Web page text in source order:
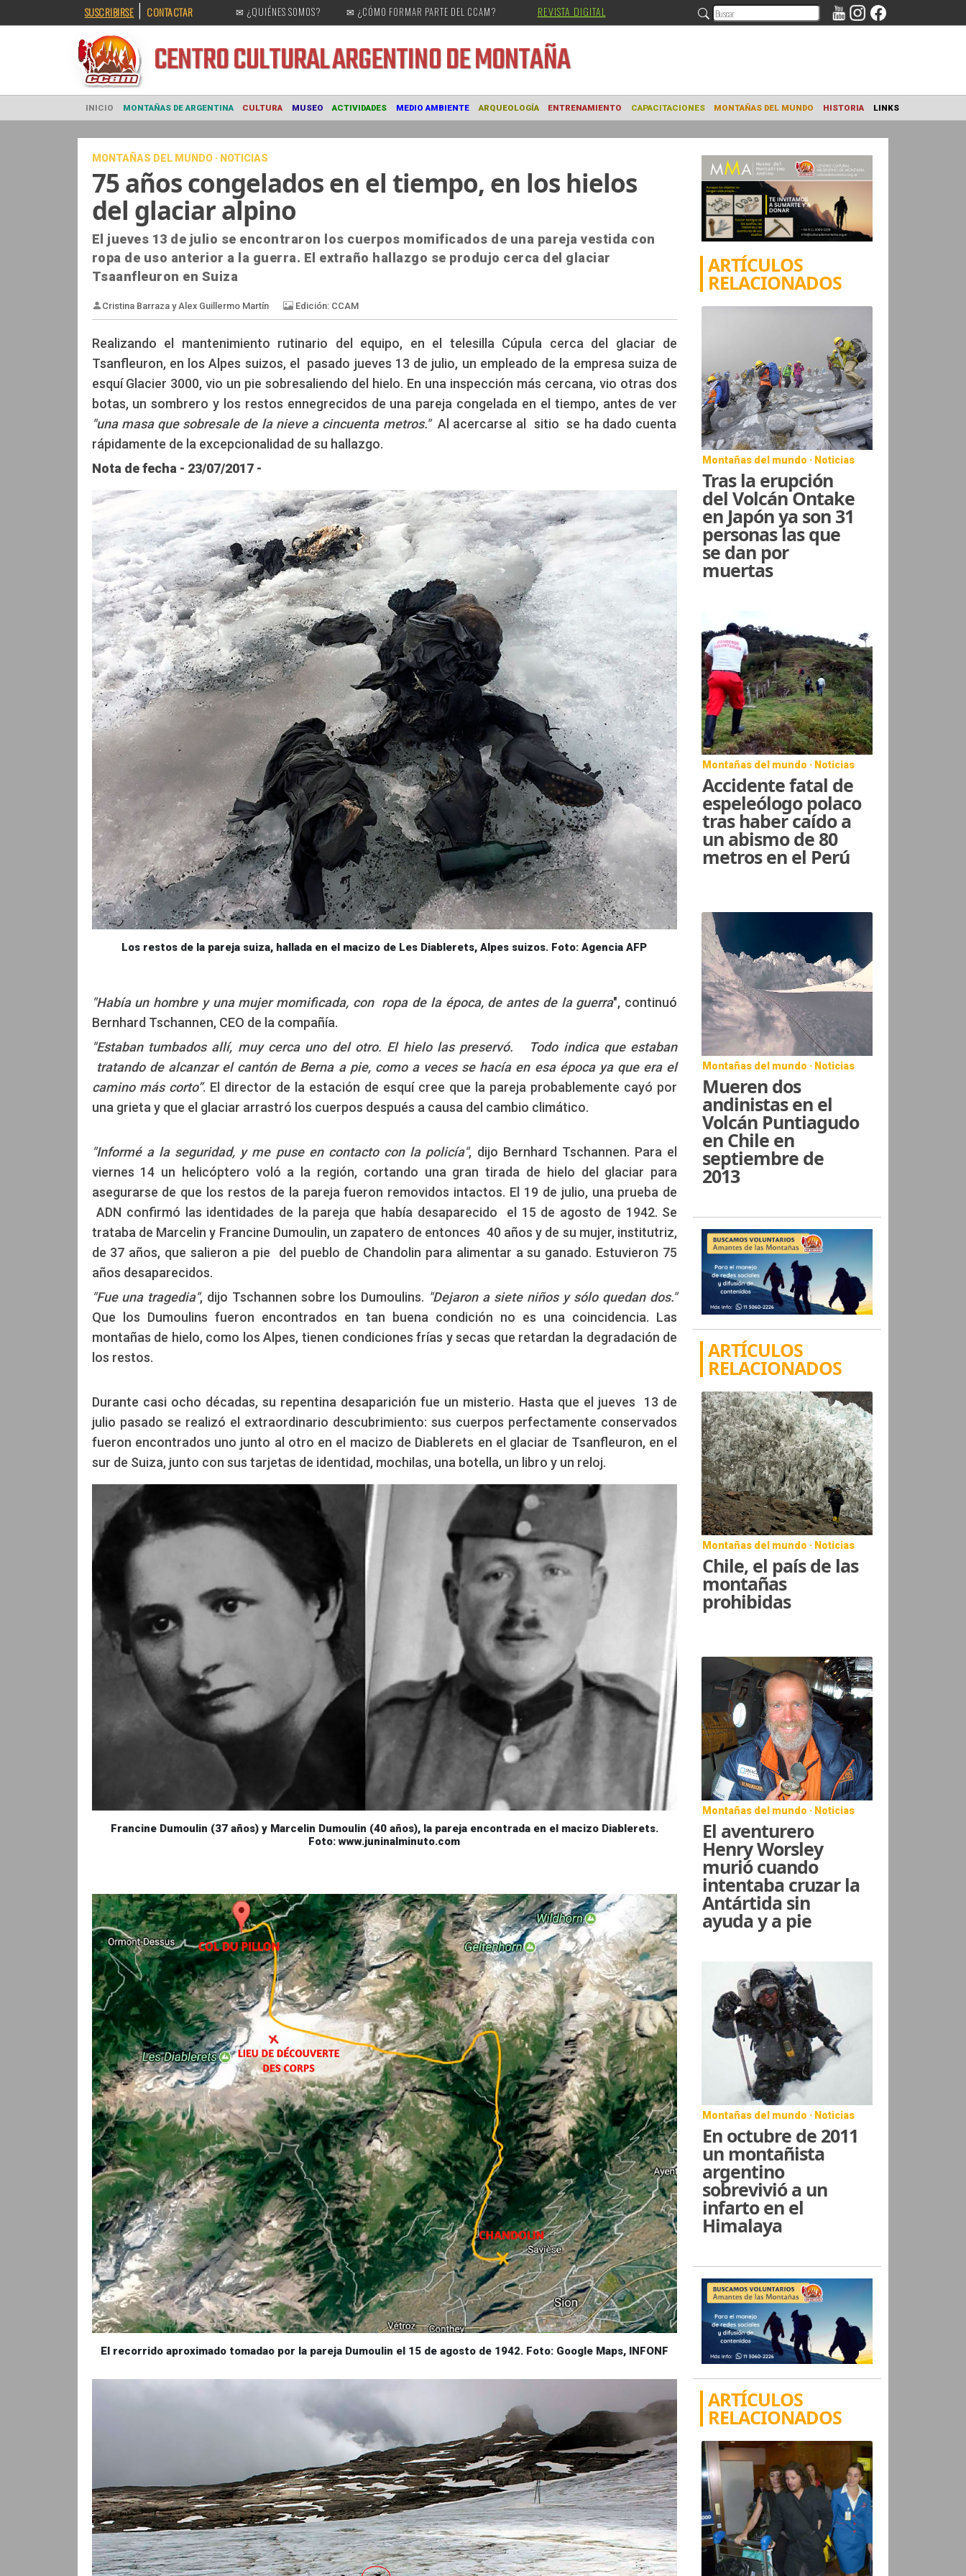
SUSCRIBIRSE | CONTACTAR ✉ ¿QUIÉNES SOMOS? ✉ ¿CÓMO FORMAR PARTE DEL CCAM? REVISTA DIGITAL
CENTRO CULTURALARGENTINO DE MONTAÑA
INICIO MONTAÑAS DE ARGENTINA CULTURA MUSEO ACTIVIDADES MEDIO AMBIENTE ARQUEOLOGÍA ENTRENAMIENTO CAPACITACIONES MONTAÑAS DEL MUNDO HISTORIA
MONTAÑAS DEL MUNDO · NOTICIAS
75 años congelados en el tiempo, en los hielos
del glaciar alpino
El jueves 13 de julio se encontraron los cuerpos momificados de una pareja vestida con
ropa de uso anterior a la guerra. El extraño hallazgo se produjo cerca del glaciar
Tsaanfleuron en Suiza
Cristina Barraza y Alex Guillermo Martín Edición: CCAM
Realizando el mantenimiento rutinario del equipo, en el telesilla Cúpula cerca del glaciar de
Tsanfleuron, en los Alpes suizos, el pasado jueves 13 de julio, un empleado de la empresa suiza de
esquí Glacier 3000, vio un pie sobresaliendo del hielo. En una inspección más cercana, vio otras dos
botas, un sombrero y los restos ennegrecidos de una pareja congelada en el tiempo, antes de ver
"una masa que sobresale de la nieve a cincuenta metros."Al acercarse al sitio se ha dado cuenta
rápidamente de la excepcionalidad de su hallazgo.
Nota de fecha - 23/07/2017 -
Los restos de la pareja suiza, hallada en el macizo de Les Diablerets, Alpes suizos. Foto: Agencia AFP
"Había un hombre y una mujer momificada, con ropa de la época, de antes de la guerra", continuó
Bernhard Tschannen, CEO de la compañía.
"Estaban tumbados allí, muy cerca uno del otro. El hielo las preservó. Todo indica que estaban
tratando de alcanzar el cantón de Berna a pie, como a veces se hacía en esa época ya que era el
camino más corto”. El director de la estación de esquí cree que la pareja probablemente cayó por
una grieta y que el glaciar arrastró los cuerpos después a causa del cambio climático.
"Informé a la seguridad, y me puse en contacto con la policía", dijo Bernhard Tschannen. Para el
viernes 14 un helicóptero voló a la región, cortando una gran tirada de hielo del glaciar para
asegurarse de que los restos de la pareja fueron removidos intactos. El 19 de julio, una prueba de
ADN confirmó las identidades de la pareja que había desaparecido el 15 de agosto de 1942. Se
trataba de Marcelin y Francine Dumoulin, un zapatero de entonces 40 años y de su mujer, institutriz,
de 37 años, que salieron a pie del pueblo de Chandolin para alimentar a su ganado. Estuvieron 75
años desaparecidos.
"Fue una tragedia", dijo Tschannen sobre los Dumoulins. "Dejaron a siete niños y sólo quedan dos."
Que los Dumoulins fueron encontrados en tan buena condición no es una coincidencia. Las
montañas de hielo, como los Alpes, tienen condiciones frías y secas que retardan la degradación de
los restos.
Durante casi ocho décadas, su repentina desaparición fue un misterio. Hasta que el jueves 13 de
julio pasado se realizó el extraordinario descubrimiento: sus cuerpos perfectamente conservados
fueron encontrados uno junto al otro en el macizo de Diablerets en el glaciar de Tsanfleuron, en el
sur de Suiza, junto con sus tarjetas de identidad, mochilas, una botella, un libro y un reloj.
Francine Dumoulin (37 años) y Marcelin Dumoulin (40 años), la pareja encontrada en el macizo Diablerets.
Foto: www.juninalminuto.com
El recorrido aproximado tomadao por la pareja Dumoulin el 15 de agosto de 1942. Foto: Google Maps, INFONF
ARTÍCULOS
RELACIONADOS
Montañas del mundo · Noticias
Tras la erupción
del Volcán Ontake
en Japón ya son 31
personas las que
se dan por
muertas
Montañas del mundo · Noticias
Accidente fatal de
espeleólogo polaco
tras haber caído a
un abismo de 80
metros en el Perú
Montañas del mundo · Noticias
Mueren dos
andinistas en el
Volcán Puntiagudo
en Chile en
septiembre de
2013
ARTÍCULOS
RELACIONADOS
Montañas del mundo · Noticias
Chile, el país de las
montañas
prohibidas
Montañas del mundo · Noticias
El aventurero
Henry Worsley
murió cuando
intentaba cruzar la
Antártida sin
ayuda y a pie
Montañas del mundo · Noticias
En octubre de 2011
un montañista
argentino
sobrevivió a un
infarto en el
Himalaya
ARTÍCULOS
RELACIONADOS